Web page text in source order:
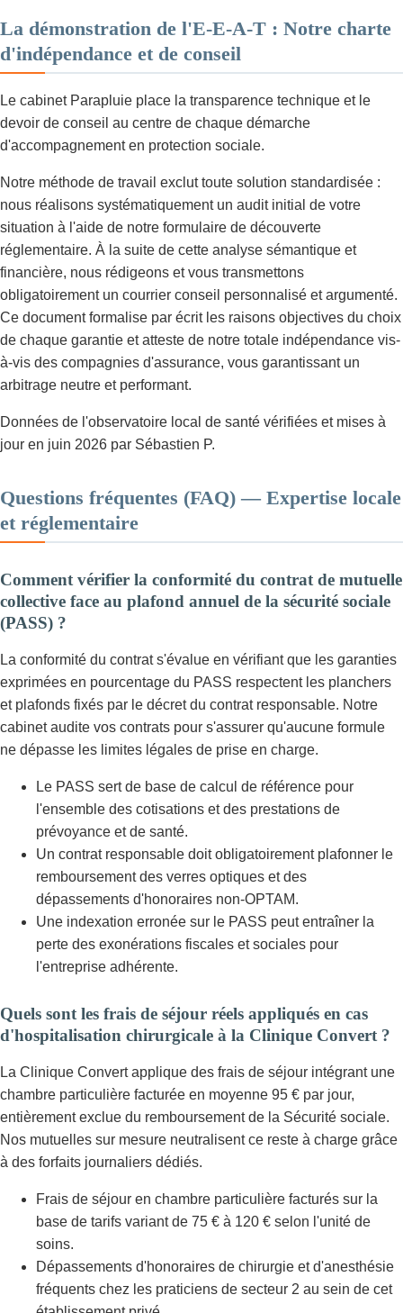
La démonstration de l'E-E-A-T : Notre charte
d'indépendance et de conseil
Le cabinet Parapluie place la transparence technique et le
devoir de conseil au centre de chaque démarche
d'accompagnement en protection sociale.
Notre méthode de travail exclut toute solution standardisée :
nous réalisons systématiquement un audit initial de votre
situation à l'aide de notre formulaire de découverte
réglementaire. À la suite de cette analyse sémantique et
financière, nous rédigeons et vous transmettons
obligatoirement un courrier conseil personnalisé et argumenté.
Ce document formalise par écrit les raisons objectives du choix
de chaque garantie et atteste de notre totale indépendance vis-
à-vis des compagnies d'assurance, vous garantissant un
arbitrage neutre et performant.
Données de l'observatoire local de santé vérifiées et mises à
jour en juin 2026 par Sébastien P.
Questions fréquentes (FAQ) — Expertise locale
et réglementaire
Comment vérifier la conformité du contrat de mutuelle
collective face au plafond annuel de la sécurité sociale
(PASS) ?
La conformité du contrat s'évalue en vérifiant que les garanties
exprimées en pourcentage du PASS respectent les planchers
et plafonds fixés par le décret du contrat responsable. Notre
cabinet audite vos contrats pour s'assurer qu'aucune formule
ne dépasse les limites légales de prise en charge.
Le PASS sert de base de calcul de référence pour
l'ensemble des cotisations et des prestations de
prévoyance et de santé.
Un contrat responsable doit obligatoirement plafonner le
remboursement des verres optiques et des
dépassements d'honoraires non-OPTAM.
Une indexation erronée sur le PASS peut entraîner la
perte des exonérations fiscales et sociales pour
l'entreprise adhérente.
Quels sont les frais de séjour réels appliqués en cas
d'hospitalisation chirurgicale à la Clinique Convert ?
La Clinique Convert applique des frais de séjour intégrant une
chambre particulière facturée en moyenne 95 € par jour,
entièrement exclue du remboursement de la Sécurité sociale.
Nos mutuelles sur mesure neutralisent ce reste à charge grâce
à des forfaits journaliers dédiés.
Frais de séjour en chambre particulière facturés sur la
base de tarifs variant de 75 € à 120 € selon l'unité de
soins.
Dépassements d'honoraires de chirurgie et d'anesthésie
fréquents chez les praticiens de secteur 2 au sein de cet